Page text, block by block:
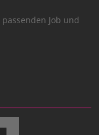
Job und